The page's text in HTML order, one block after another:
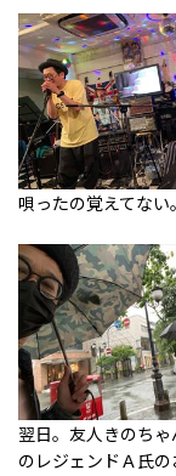
唄ったの覚えてない
翌日。友人きのちゃ
のレジェンドＡ氏の